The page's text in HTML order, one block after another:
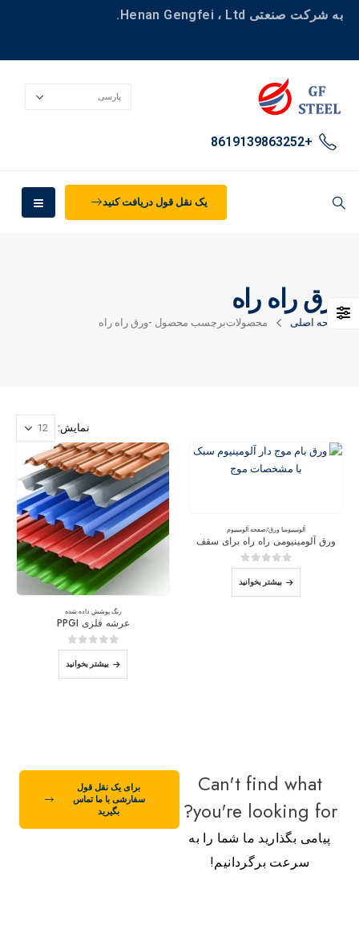
به شرکت صنعتی Henan Gengfei ، Ltd.
+8619139863252
یک نقل قول دریافت کنید
ورق راه راه
صفحه اصلی محصولاتبرچسب محصول -ورق راه راه
نمایش:
آلومینیومبا ورق/صفحه آلومینیوم
ورق آلومینیومی راه راه برای سقف
0از 5
بیشتر بخوانید
رنگ پوشش داده شده
عرشه فلزی PPGI
0از 5
بیشتر بخوانید
Can't find what
you're looking for?
پیامی بگذارید ما شما را به
سرعت برگردانیم!
برای یک نقل قول
سفارشی با ما تماس
بگیرید